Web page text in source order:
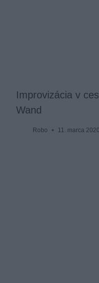
Improvizácia v
Wand
Robo 11. marca 2020